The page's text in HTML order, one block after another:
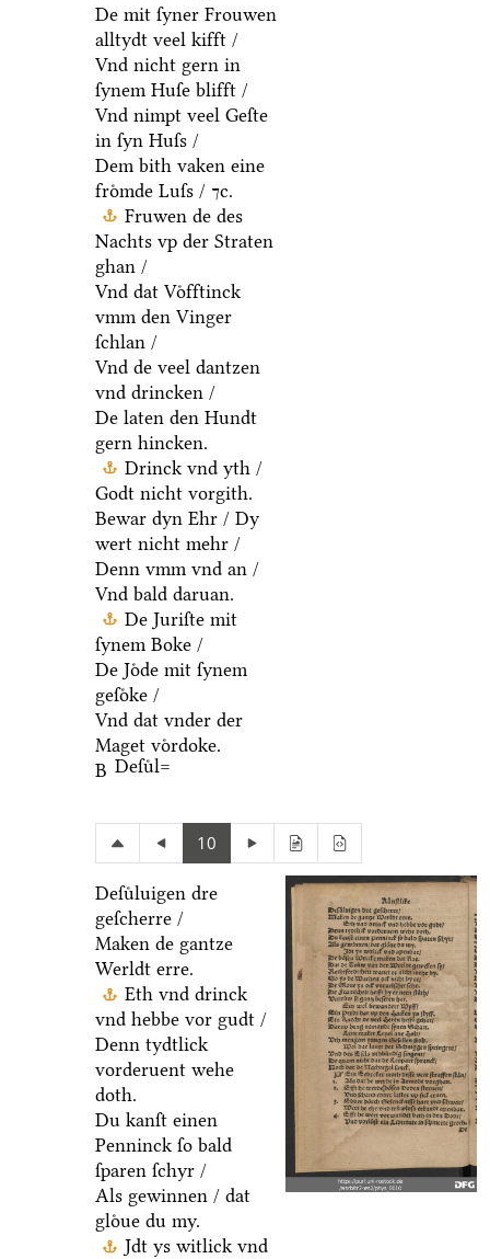
De mit ſyner Frouwen
alltydt veel kifft /
Vnd nicht gern in
ſynem Huſe blifft /
Vnd nimpt veel Geſte
in ſyn Huſs /
Dem bith vaken eine
froͤmde Luſs / ⁊c.
Fruwen de des
Nachts vp der Straten
ghan /
Vnd dat Voͤfftinck
vmm den Vinger
ſchlan /
Vnd de veel dantzen
vnd drincken /
De laten den Hundt
gern hincken.
Drinck vnd yth /
Godt nicht vorgith.
Bewar dyn Ehr / Dy
wert nicht mehr /
Denn vmm vnd an /
Vnd bald daruan.
De Juriſte mit
ſynem Boke /
De Joͤde mit ſynem
geſoͤke /
Vnd dat vnder der
Maget voͤrdoke.
B Deſuͤl=
10
Deſuͤluigen dre
geſcherre /
Maken de gantze
Werldt erre.
Eth vnd drinck
vnd hebbe vor gudt /
Denn tydtlick
vorderuent wehe
doth.
Du kanſt einen
Penninck ſo bald
ſparen ſchyr /
Als gewinnen / dat
gloͤue du my.
Jdt ys witlick vnd